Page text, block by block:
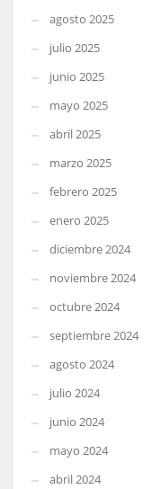
agosto 2025
julio 2025
junio 2025
mayo 2025
abril 2025
marzo 2025
febrero 2025
enero 2025
diciembre 2024
noviembre 2024
octubre 2024
septiembre 2024
agosto 2024
julio 2024
junio 2024
mayo 2024
abril 2024